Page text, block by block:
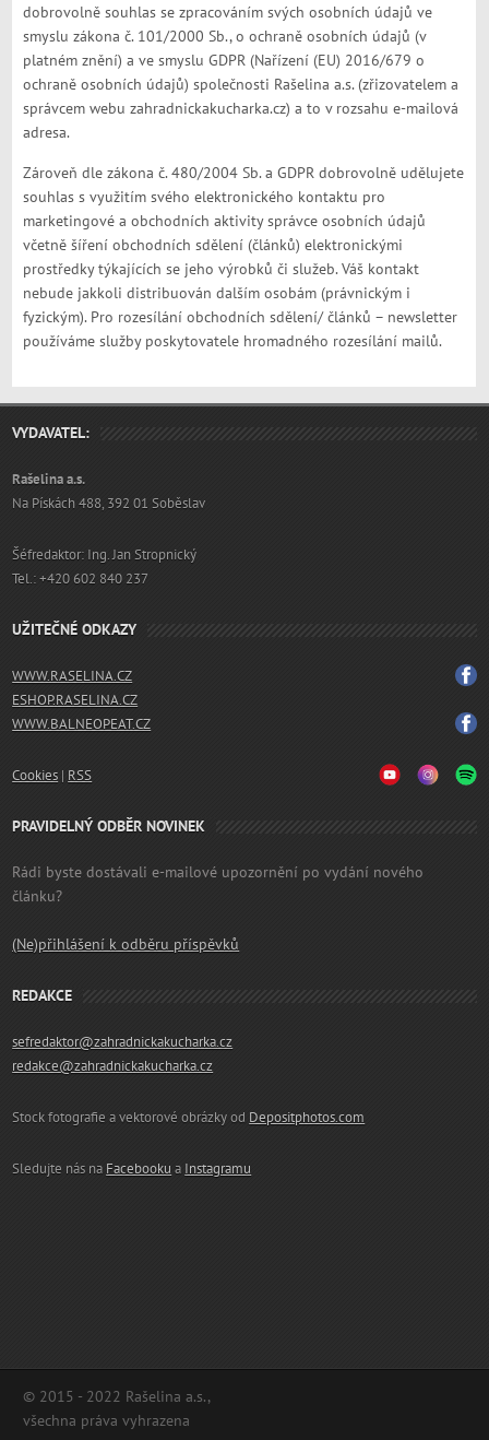
dobrovolně souhlas se zpracováním svých osobních údajů ve
smyslu zákona č. 101/2000 Sb., o ochraně osobních údajů (v
platném znění) a ve smyslu GDPR (Nařízení (EU) 2016/679 o
ochraně osobních údajů) společnosti Rašelina a.s. (zřizovatelem a
správcem webu zahradnickakucharka.cz) a to v rozsahu e-mailová
adresa.
Zároveň dle zákona č. 480/2004 Sb. a GDPR dobrovolně udělujete
souhlas s využitím svého elektronického kontaktu pro
marketingové a obchodních aktivity správce osobních údajů
včetně šíření obchodních sdělení (článků) elektronickými
prostředky týkajících se jeho výrobků či služeb. Váš kontakt
nebude jakkoli distribuován dalším osobám (právnickým i
fyzickým). Pro rozesílání obchodních sdělení/ článků – newsletter
používáme služby poskytovatele hromadného rozesílání mailů.
VYDAVATEL:
Rašelina a.s.
Na Pískách 488, 392 01 Soběslav
Šéfredaktor: Ing. Jan Stropnický
Tel.: +420 602 840 237
UŽITEČNÉ ODKAZY
WWW.RASELINA.CZ
ESHOP.RASELINA.CZ
WWW.BALNEOPEAT.CZ
Cookies | RSS
PRAVIDELNÝ ODBĚR NOVINEK
Rádi byste dostávali e-mailové upozornění po vydání nového
článku?
(Ne)přihlášení k odběru příspěvků
REDAKCE
sefredaktor@zahradnickakucharka.cz
redakce@zahradnickakucharka.cz
Stock fotografie a vektorové obrázky od Depositphotos.com
Sledujte nás na Facebooku a Instagramu
© 2015 - 2022 Rašelina a.s.,
všechna práva vyhrazena